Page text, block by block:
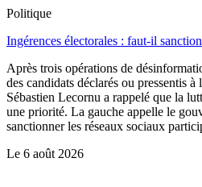
Politique
Ingérences électorales : faut-il
Après trois opérations de
des candidats déclarés ou pressentis
Sébastien Lecornu a rappelé que la
une priorité. La gauche appelle le
sanctionner les réseaux sociaux
Le 6 août 2026